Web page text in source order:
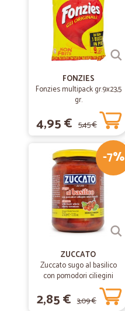
FONZIES
Fonzies multipack gr.9x23,5
gr.
4,95 € 5,45 €
-7%
ZUCCATO
Zuccato sugo al basilico
con pomodori ciliegini
interi freschi gr.370
2,85 € 3,09 €